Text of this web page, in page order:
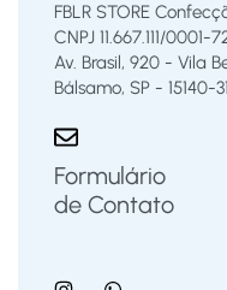
FBLR STORE
CNPJ 11.667.111/0001-
Av. Brasil, 920 - Vila
Bálsamo, SP - 15140-
Formulário
de Contato